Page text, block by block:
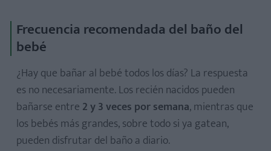
¿Puedo bañar al bebé si todavía no se le ha caído el
cordón umbilical?
¿Puedo usar colonia en mi bebé después del baño?
¿Es mejor usar esponja o las manos?
Frecuencia recomendada del baño del
bebé
¿Hay que bañar al bebé todos los días? La respuesta
es no necesariamente. Los recién nacidos pueden
bañarse entre 2 y 3 veces por semana, mientras que
los bebés más grandes, sobre todo si ya gatean,
pueden disfrutar del baño a diario.